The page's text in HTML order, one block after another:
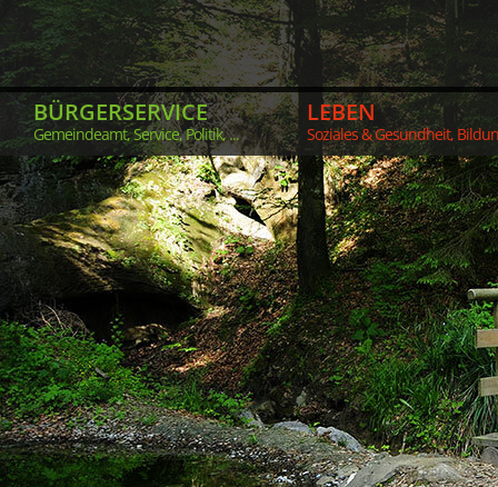
BÜRGERSERVICE
Gemeindeamt, Service, Politik, ...
LEBEN
Soziales & Gesundheit,